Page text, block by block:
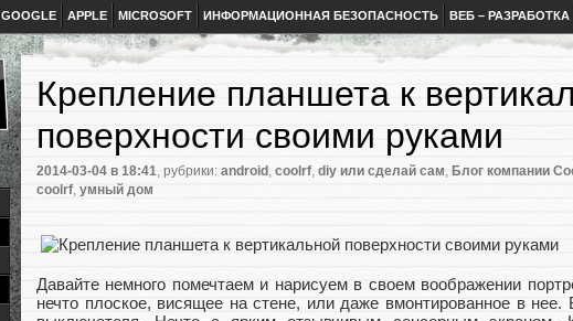
GOOGLE APPLE MICROSOFT ИНФОРМАЦИОННАЯ БЕЗОПАСНОСТЬ ВЕБ – РАЗРАБОТКА
Крепление планшета к
поверхности своими руками
2014-03-04 в 18:41, рубрики: android , coolrf, diy или сделай сам, Блог компании
coolrf, умный дом
Давайте немного помечтаем и нарисуем в своем воображении
нечто плоское, висящее на стене, или даже вмонтированное в нее.